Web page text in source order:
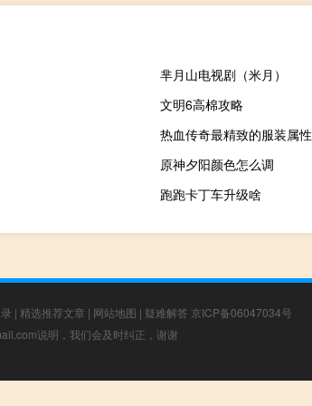
芈月山电视剧（米月）
文明6高棉攻略
热血传奇最精致的服装属性
原神夕阳颜色怎么调
跑跑卡丁车升级啥
| 精选推荐文章 | 网站地图 | 疑难解答 京ICP备06047034号
说明，我们会及时纠正，谢谢